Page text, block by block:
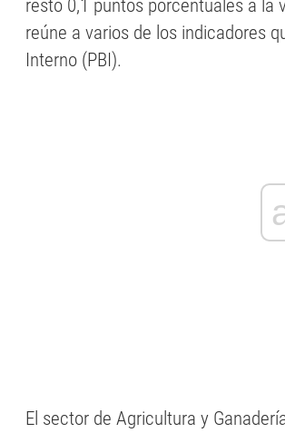
restó 0,1 puntos porcentuales a la
reúne a varios de los indicadores
Interno (PBI).
El sector de Agricultura y